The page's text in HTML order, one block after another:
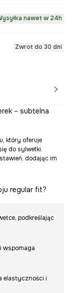
nawet w 24h
Zwrot do 30 dni
– subtelna
który oferuje
do sylwetki.
dodając im
regular fit?
podkreślając
wspomaga
elastyczności i